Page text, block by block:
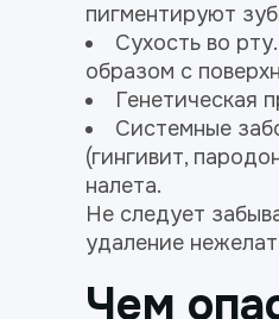
пигментируют
Сухость во
образом с
Генетическая
Системные
(гингивит,
налета.
Не следует
удаление
Чем